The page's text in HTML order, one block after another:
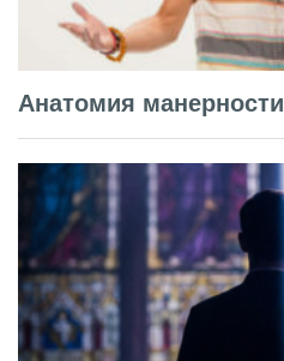
Анатомия манерности